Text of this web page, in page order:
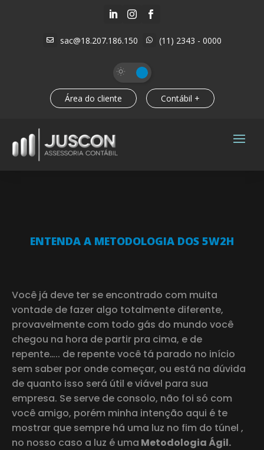
  
 sac@18.207.186.150  (11) 2343 - 0000
Área do cliente Contábil +
ENTENDA A METODOLOGIA DOS 5W2H
Você já deve ter se encontrado com muita
vontade de fazer algo totalmente diferente,
provavelmente com todo gás do mundo você
chegou na hora de partir pra cima, e de
repente….. de repente você tá parado no início
sem saber por onde começar, ou está na dúvida
de quanto isso será útil e viável para sua
empresa. Se serve de consolo, não foi só com
você amigo, porém minha intenção aqui é te
mostrar que sempre há uma luz no fim do túnel ,
no nosso caso a luz é uma Metodologia Ágil.